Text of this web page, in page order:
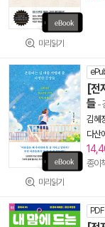
미리읽기
미리읽기
[전
들 -
김혜
다산
종이
PDF